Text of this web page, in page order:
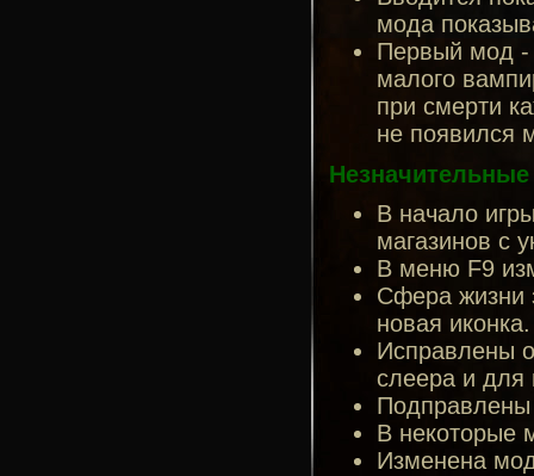
мода
Первый мод -
малого
при смерти
не появился
В начало
магазинов с
В меню F9
Сфера жизни
новая
Исправлены
слеера и для
Подправлены
В некоторые
Изменена